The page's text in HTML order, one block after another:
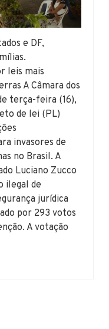
e DF,
leis mais
A Câmara dos
terça-feira (16),
de lei (PL)
invasores de
no Brasil. A
Luciano Zucco
ilegal de
jurídica
por 293 votos
A votação